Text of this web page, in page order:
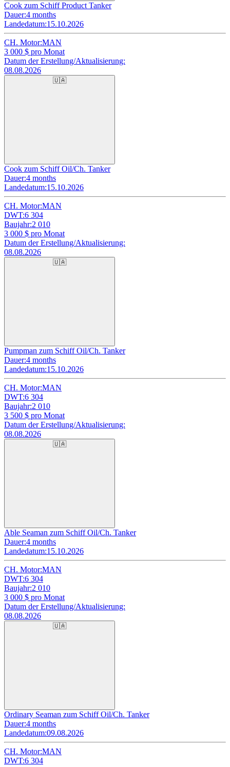
Cook zum Schiff Product Tanker
Dauer:4 months
Landedatum:15.10.2026
CH. Motor:MAN
3 000 $ pro Monat
Datum der Erstellung/Aktualisierung:
08.08.2026
🇺🇦
Cook zum Schiff Oil/Ch. Tanker
Dauer:4 months
Landedatum:15.10.2026
CH. Motor:MAN
DWT:6 304
Baujahr:2 010
3 000 $ pro Monat
Datum der Erstellung/Aktualisierung:
08.08.2026
🇺🇦
Pumpman zum Schiff Oil/Ch. Tanker
Dauer:4 months
Landedatum:15.10.2026
CH. Motor:MAN
DWT:6 304
Baujahr:2 010
3 500 $ pro Monat
Datum der Erstellung/Aktualisierung:
08.08.2026
🇺🇦
Able Seaman zum Schiff Oil/Ch. Tanker
Dauer:4 months
Landedatum:15.10.2026
CH. Motor:MAN
DWT:6 304
Baujahr:2 010
3 000 $ pro Monat
Datum der Erstellung/Aktualisierung:
08.08.2026
🇺🇦
Ordinary Seaman zum Schiff Oil/Ch. Tanker
Dauer:4 months
Landedatum:09.08.2026
CH. Motor:MAN
DWT:6 304